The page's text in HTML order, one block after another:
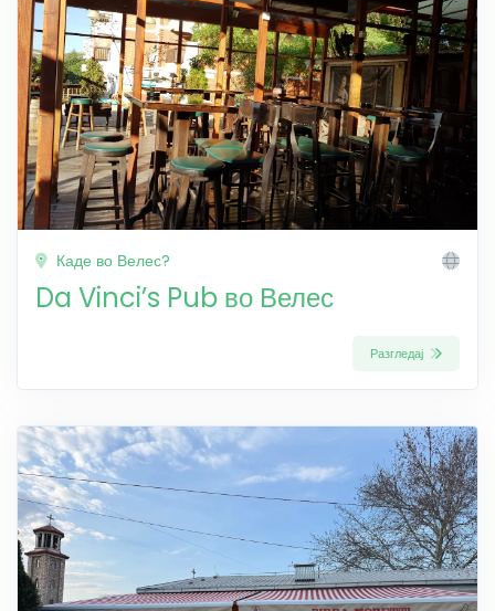
Каде во Велес?
Da Vinci’s Pub во Велес
Разгледај